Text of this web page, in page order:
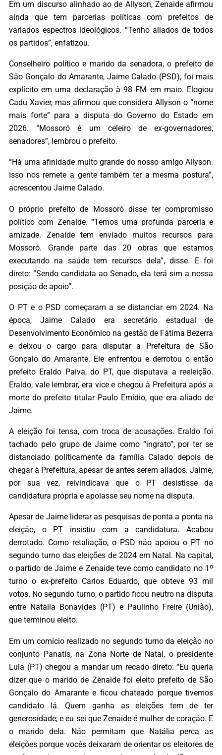
Em um discurso alinhado ao de Allyson, Zenaide afirmou
ainda que tem parcerias políticas com prefeitos de
variados espectros ideológicos. “Tenho aliados de todos
os partidos”, enfatizou.
Conselheiro político e marido da senadora, o prefeito de
São Gonçalo do Amarante, Jaime Calado (PSD), foi mais
explícito em uma declaração à 98 FM em maio. Elogiou
Cadu Xavier, mas afirmou que considera Allyson o “nome
mais forte” para a disputa do Governo do Estado em
2026. “Mossoró é um celeiro de ex-governadores,
senadores”, lembrou o prefeito.
“Há uma afinidade muito grande do nosso amigo Allyson.
Isso nos remete a gente também ter a mesma postura”,
acrescentou Jaime Calado.
O próprio prefeito de Mossoró disse ter compromisso
político com Zenaide. “Temos uma profunda parceria e
amizade. Zenaide tem enviado muitos recursos para
Mossoró. Grande parte das 20 obras que estamos
executando na saúde tem recursos dela”, disse. E foi
direto: “Sendo candidata ao Senado, ela terá sim a nossa
posição de apoio”.
O PT e o PSD começaram a se distanciar em 2024. Na
época, Jaime Calado era secretário estadual de
Desenvolvimento Econômico na gestão de Fátima Bezerra
e deixou o cargo para disputar a Prefeitura de São
Gonçalo do Amarante. Ele enfrentou e derrotou o então
prefeito Eraldo Paiva, do PT, que disputava a reeleição.
Eraldo, vale lembrar, era vice e chegou à Prefeitura após a
morte do prefeito titular Paulo Emídio, que era aliado de
Jaime.
A eleição foi tensa, com troca de acusações. Eraldo foi
tachado pelo grupo de Jaime como “ingrato”, por ter se
distanciado politicamente da família Calado depois de
chegar à Prefeitura, apesar de antes serem aliados. Jaime,
por sua vez, reivindicava que o PT desistisse da
candidatura própria e apoiasse seu nome na disputa.
Apesar de Jaime liderar as pesquisas de ponta a ponta na
eleição, o PT insistiu com a candidatura. Acabou
derrotado. Como retaliação, o PSD não apoiou o PT no
segundo turno das eleições de 2024 em Natal. Na capital,
o partido de Jaime e Zenaide teve como candidato no 1º
turno o ex-prefeito Carlos Eduardo, que obteve 93 mil
votos. No segundo turno, o partido ficou neutro na disputa
entre Natália Bonavides (PT) e Paulinho Freire (União),
que terminou eleito.
Em um comício realizado no segundo turno da eleição no
conjunto Panatis, na Zona Norte de Natal, o presidente
Lula (PT) chegou a mandar um recado direto: “Eu queria
dizer que o marido de Zenaide foi eleito prefeito de São
Gonçalo do Amarante e ficou chateado porque tivemos
candidato lá. Quem ganha as eleições tem de ter
generosidade, e eu sei que Zenaide é mulher de coração. E
o marido dela. Não permitam que Natália perca as
eleições porque vocês deixaram de orientar os eleitores de